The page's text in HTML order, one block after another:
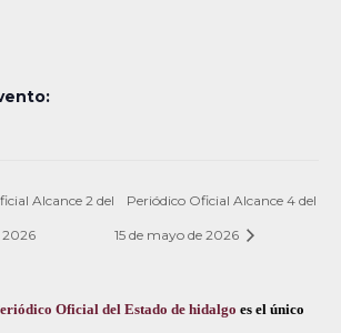
Alcance 2 del
2026
Periódico Oficial Alcance 4 del
15 de mayo de 2026
Oficial del Estado de hidalgo es el único